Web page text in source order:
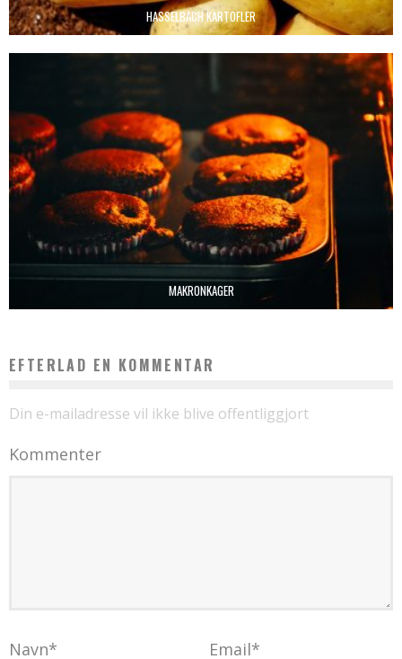
HASSELBACH KARTOFLER
MAKRONKAGER
EFTERLAD EN KOMMENTAR
Din e-mailadresse vil ikke blive offentliggjort
Kommenter
Navn* Email*